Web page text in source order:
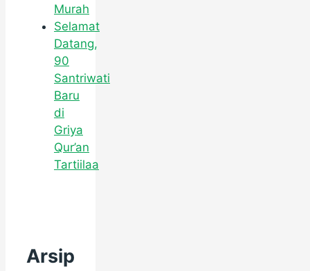
Murah
Selamat
Datang,
90
Santriwati
Baru
di
Griya
Qur’an
Tartiilaa
Arsip